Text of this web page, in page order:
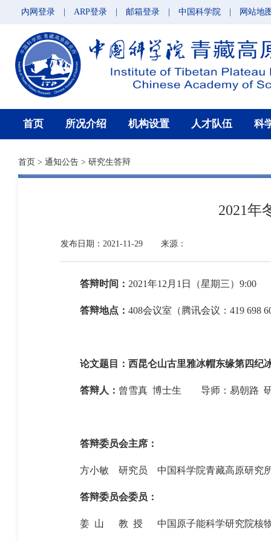
内网登录 ARP登录 邮箱登录 中国科学院 网站地
首页 所况介绍 机构设置 人才队伍 科
首页 > 通知公告 > 研究生答辩
2021年
发布日期：2021-11-29 来源：
答辩时间： 2021年12 月 1 日（星期三） 9:00
答辩地点： 408会议室（腾讯会议： 419 698
论文题目：西昆仑山古里雅冰帽东缘第四纪
答辩人： 曾雪真 博士生 导师：易朝路
答辩委员会主席：
方小敏 研究员 中国科学院青藏高原研究
答辩委员会委员：
姜 山 教 授 中国原子能科学研究院核